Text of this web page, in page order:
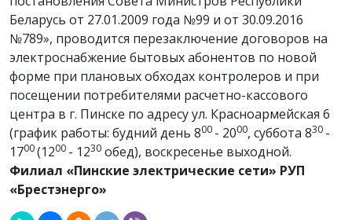
Беларусь от 27.01.2009 года №99 и от 30.09.2016
№789», проводится перезаключение договоров на
электроснабжение бытовых абонентов по новой
форме при плановых обходах контролеров и при
посещении потребителями расчетно-кассового
центра в г. Пинске по адресу ул. Красноармейская 6
(график работы: будний день 800 - 2000, суббота 830 -
1700(1200 - 1230 обед), воскресенье выходной.
Филиал «Пинские электрические сети» РУП
«Брестэнерго»